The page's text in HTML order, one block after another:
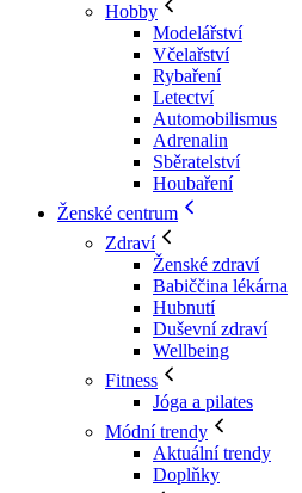
Hobby
Modelářství
Včelařství
Rybaření
Letectví
Automobilismus
Adrenalin
Sběratelství
Houbaření
Ženské centrum
Zdraví
Ženské zdraví
Babiččina lékárna
Hubnutí
Duševní zdraví
Wellbeing
Fitness
Jóga a pilates
Módní trendy
Aktuální trendy
Doplňky